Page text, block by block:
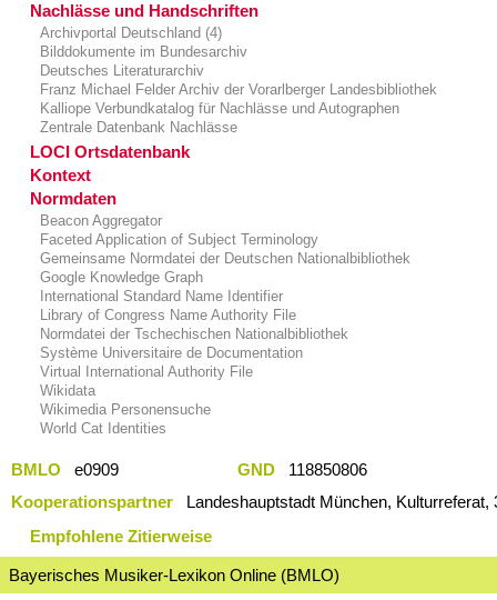
Nachlässe und Handschriften
Archivportal Deutschland (4)
Bilddokumente im Bundesarchiv
Deutsches Literaturarchiv
Franz Michael Felder Archiv der Vorarlberger Landesbibliothek
Kalliope Verbundkatalog für Nachlässe und Autographen
Zentrale Datenbank Nachlässe
LOCI Ortsdatenbank
Kontext
Normdaten
Beacon Aggregator
Faceted Application of Subject Terminology
Gemeinsame Normdatei der Deutschen Nationalbibliothek
Google Knowledge Graph
International Standard Name Identifier
Library of Congress Name Authority File
Normdatei der Tschechischen Nationalbibliothek
Système Universitaire de Documentation
Virtual International Authority File
Wikidata
Wikimedia Personensuche
World Cat Identities
BMLO e0909 GND
118850806
Kooperationspartner
Landeshauptstadt München, Kulturreferat,
Empfohlene Zitierweise
Bayerisches Musiker-Lexikon Online (BMLO)